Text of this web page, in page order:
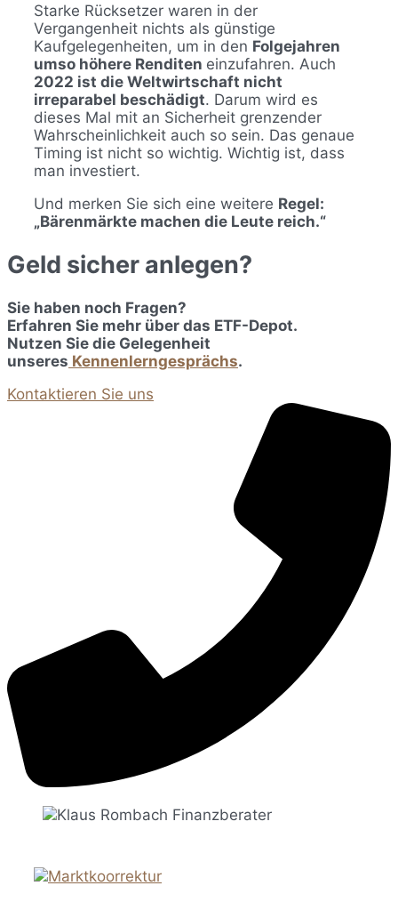
Starke Rücksetzer waren in der
Vergangenheit nichts als günstige
Kaufgelegenheiten, um in den Folgejahren
umso höhere Renditen einzufahren. Auch
2022 ist die Weltwirtschaft nicht
irreparabel beschädigt. Darum wird es
dieses Mal mit an Sicherheit grenzender
Wahrscheinlichkeit auch so sein. Das genaue
Timing ist nicht so wichtig. Wichtig ist, dass
man investiert.
Und merken Sie sich eine weitere Regel:
„Bärenmärkte machen die Leute reich.“
Geld sicher anlegen?
Sie haben noch Fragen?
Erfahren Sie mehr über das ETF-Depot.
Nutzen Sie die Gelegenheit
unseres Kennenlerngesprächs.
Kontaktieren Sie uns